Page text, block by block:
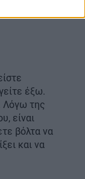
έξω.
Λόγω της
είναι
βόλτα να
και να